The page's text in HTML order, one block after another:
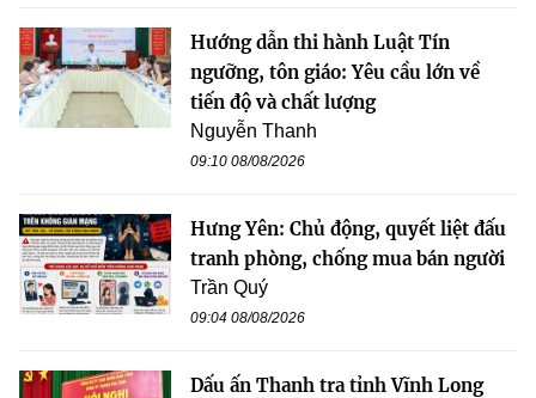
Hướng dẫn thi hành Luật Tín
ngưỡng, tôn giáo: Yêu cầu lớn về
tiến độ và chất lượng
Nguyễn Thanh
09:10 08/08/2026
Hưng Yên: Chủ động, quyết liệt đấu
tranh phòng, chống mua bán người
Trần Quý
09:04 08/08/2026
Dấu ấn Thanh tra tỉnh Vĩnh Long